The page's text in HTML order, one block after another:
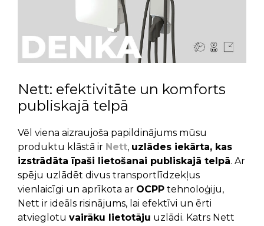
Nett: efektivitāte un komforts
publiskajā telpā
Vēl viena aizraujoša papildinājums mūsu
produktu klāstā ir Nett, uzlādes iekārta, kas
izstrādāta īpaši lietošanai publiskajā telpā. Ar
spēju uzlādēt divus transportlīdzekļus
vienlaicīgi un aprīkota ar OCPP tehnoloģiju,
Nett ir ideāls risinājums, lai efektīvi un ērti
atvieglotu vairāku lietotāju uzlādi. Katrs Nett